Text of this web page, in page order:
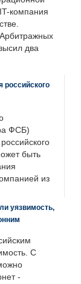
компания
два
российского
ФСБ)
быть
из
уязвимость,
С
-